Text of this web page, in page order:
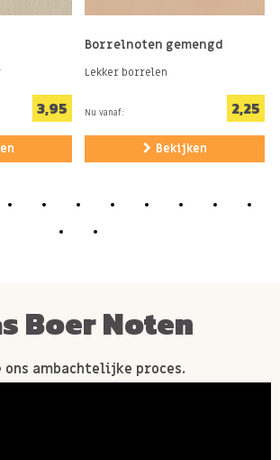
3,95
Borrelnoten gemengd
Lekker borrelen
Nu vanaf: 2,25
Bekijken
Boer Noten
ons ambachtelijke proces.